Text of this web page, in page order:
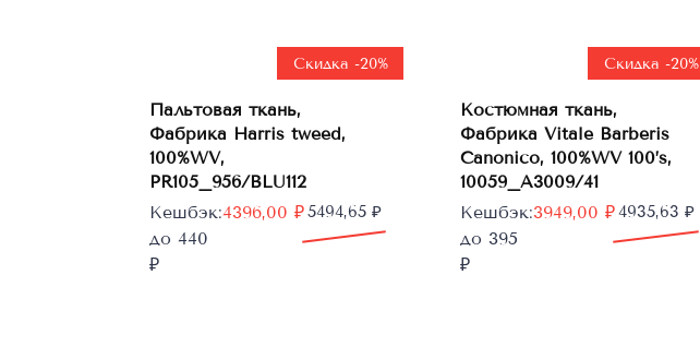
В
корзину
Скидка -20%
Пальтовая ткань,
Фабрика Harris tweed,
100%WV,
PR105_956/BLU112
5494,65₽
Первоначальная
цена
составляла
4396,00 ₽
Текущая
цена:
4396,00 ₽.
Кешбэк:
до 440
₽
В
корзину
Скидка -20%
Костюмная ткань,
Фабрика Vitale Barberis
Canonico, 100%WV 100’s,
10059_A3009/41
4935,63₽
Первоначальная
цена
составляла
3949,00 ₽
Текущая
цена:
3949,00 ₽.
Кешбэк:
до 395
₽